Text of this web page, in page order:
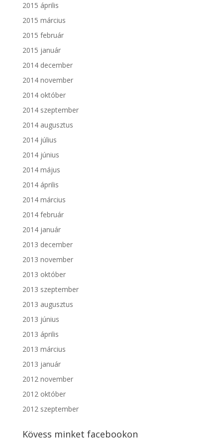
2015 április
2015 március
2015 február
2015 január
2014 december
2014 november
2014 október
2014 szeptember
2014 augusztus
2014 július
2014 június
2014 május
2014 április
2014 március
2014 február
2014 január
2013 december
2013 november
2013 október
2013 szeptember
2013 augusztus
2013 június
2013 április
2013 március
2013 január
2012 november
2012 október
2012 szeptember
Kövess minket facebookon